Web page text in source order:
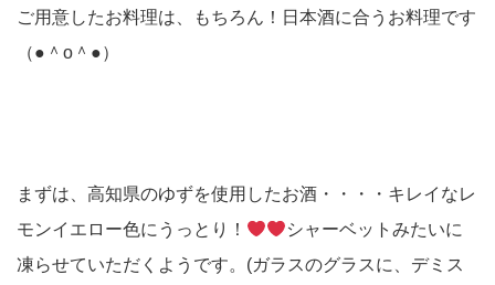
ご用意したお料理は、もちろん！日本酒に合うお料理です
（●＾o＾●）
まずは、高知県のゆずを使用したお酒・・・・キレイなレ
モンイエロー色にうっとり！
シャーベットみたいに
凍らせていただくようです。(ガラスのグラスに、デミス